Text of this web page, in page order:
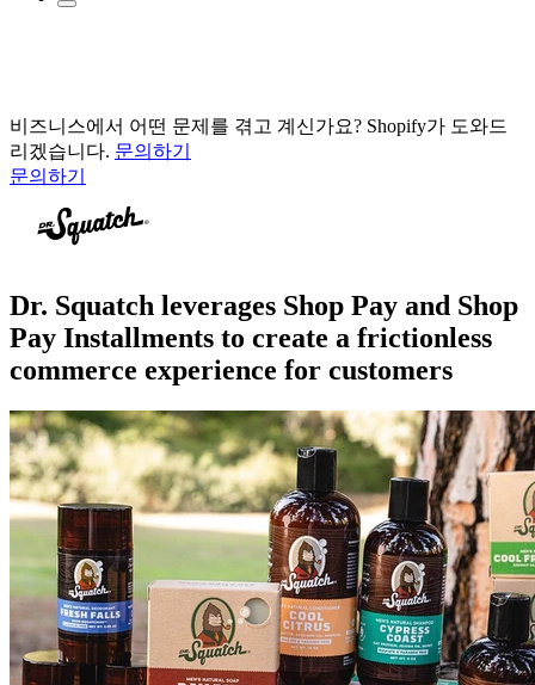
비즈니스에서 어떤 문제를 겪고 계신가요? Shopify가 도와드
리겠습니다. 문의하기
문의하기
Dr. Squatch leverages Shop Pay and Shop
Pay Installments to create a frictionless
commerce experience for customers